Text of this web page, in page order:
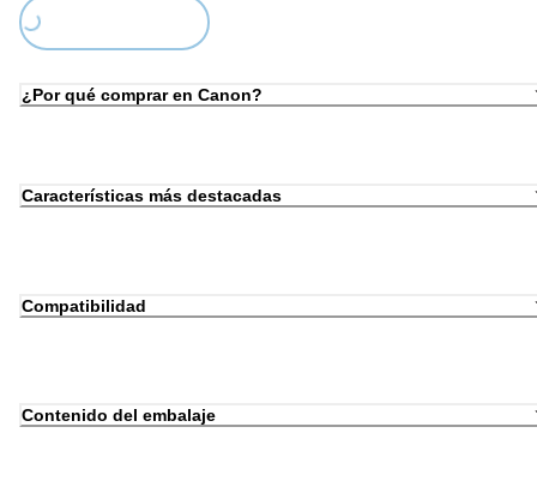
Loading...
¿Por qué comprar en Canon?
Características más destacadas
Compatibilidad
Contenido del embalaje